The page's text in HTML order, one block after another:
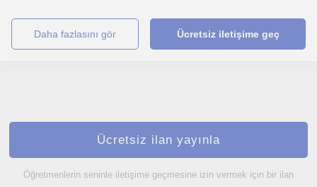
daha fazlasını gör Ücretsiz iletişime geç
Ücretsiz ilan yayınla
Öğretmenlerin seninle iletişime geçmesine izin vermek için bir ilan